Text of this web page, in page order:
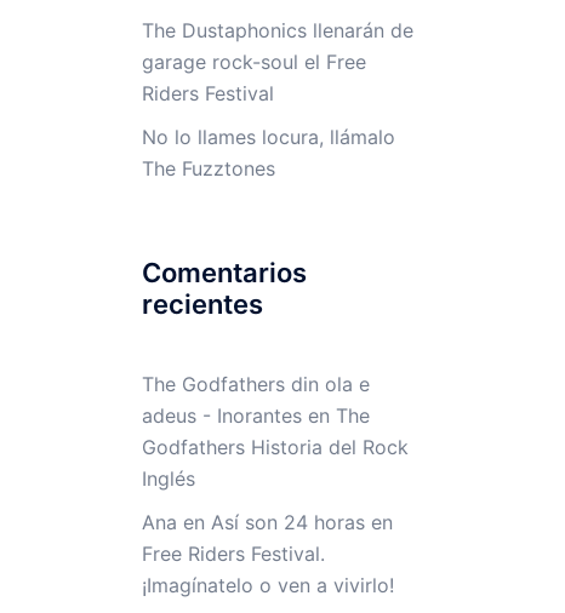
The Dustaphonics llenarán de
garage rock-soul el Free
Riders Festival
No lo llames locura, llámalo
The Fuzztones
Comentarios
recientes
The Godfathers din ola e
adeus - Inorantesen The
Godfathers Historia del Rock
Inglés
Ana en Así son 24 horas en
Free Riders Festival.
¡Imagínatelo o ven a vivirlo!